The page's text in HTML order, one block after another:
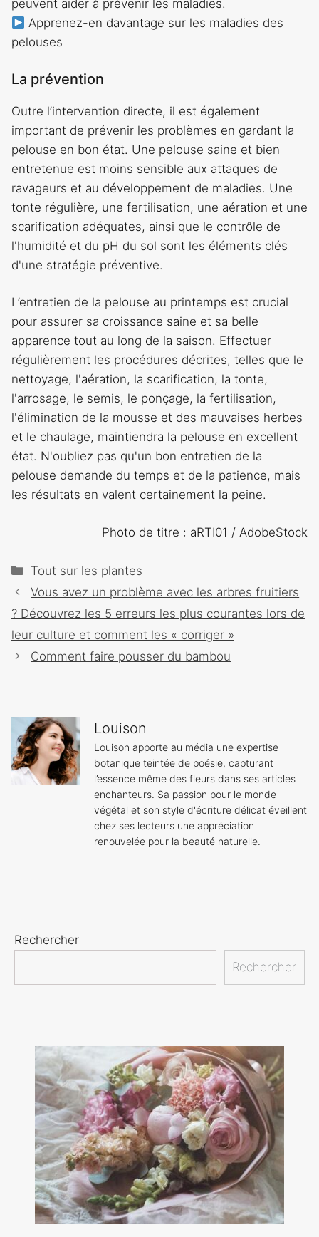
peuvent aider à prévenir les maladies.
Apprenez-en davantage sur les maladies des
pelouses
La prévention
Outre l’intervention directe, il est également
important de prévenir les problèmes en gardant la
pelouse en bon état. Une pelouse saine et bien
entretenue est moins sensible aux attaques de
ravageurs et au développement de maladies. Une
tonte régulière, une fertilisation, une aération et une
scarification adéquates, ainsi que le contrôle de
l'humidité et du pH du sol sont les éléments clés
d'une stratégie préventive.
L’entretien de la pelouse au printemps est crucial
pour assurer sa croissance saine et sa belle
apparence tout au long de la saison. Effectuer
régulièrement les procédures décrites, telles que le
nettoyage, l'aération, la scarification, la tonte,
l'arrosage, le semis, le ponçage, la fertilisation,
l'élimination de la mousse et des mauvaises herbes
et le chaulage, maintiendra la pelouse en excellent
état. N'oubliez pas qu'un bon entretien de la
pelouse demande du temps et de la patience, mais
les résultats en valent certainement la peine.
Photo de titre : aRTI01 / AdobeStock
Catégories
Tout sur les plantes
Navigation
des
Vous avez un problème avec les arbres fruitiers
? Découvrez les 5 erreurs les plus courantes lors de
leur culture et comment les « corriger »
Comment faire pousser du bambou
Louison
Louison apporte au média une expertise
botanique teintée de poésie, capturant
l’essence même des fleurs dans ses articles
enchanteurs. Sa passion pour le monde
végétal et son style d'écriture délicat éveillent
chez ses lecteurs une appréciation
renouvelée pour la beauté naturelle.
Rechercher
Rechercher